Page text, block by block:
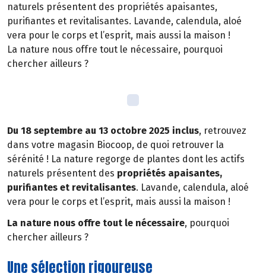
naturels présentent des propriétés apaisantes,
purifiantes et revitalisantes. Lavande, calendula, aloé
vera pour le corps et l’esprit, mais aussi la maison !
La nature nous offre tout le nécessaire, pourquoi
chercher ailleurs ?
Du 18 septembre au 13 octobre 2025 inclus, retrouvez
dans votre magasin Biocoop, de quoi retrouver la
sérénité ! La nature regorge de plantes dont les actifs
naturels présentent des propriétés apaisantes,
purifiantes et revitalisantes. Lavande, calendula, aloé
vera pour le corps et l’esprit, mais aussi la maison !
La nature nous offre tout le nécessaire, pourquoi
chercher ailleurs ?
Une sélection rigoureuse